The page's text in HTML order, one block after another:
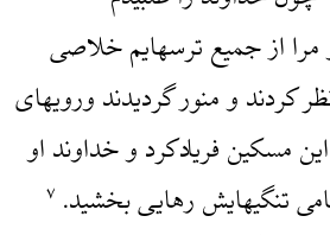
از جمیع ترسهایم خلاصی
کردند و منور گردیدند ورویهای
این مسکین فریادکرد و خداوند او
تنگیهایش رهایی بخشید. ۷